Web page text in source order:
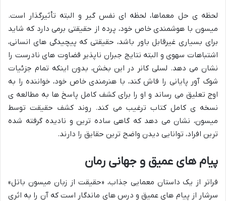
لحظه ی حل معماها، لحظه ای نفس گیر و البته تأثیرگذار است.
میسون با هوشمندی خاص خود، پرده از حقیقتی برمی دارد که شاید
برای بسیاری غیرقابل باور باشد، حقیقتی که پیچیدگی های انسانی،
اشتباهات سهوی و البته نتایج جبران ناپذیر قضاوت های نادرست را
نشان می دهد. لسلی کانر در این بخش، بدون اینکه تمام جزئیات
شوک آور پایانی را فاش کند، با هنرمندی خاص خود، خواننده را به
اوج تعلیق می رساند و او را برای کشف کامل پاسخ ها به مطالعه ی
نسخه ی کامل کتاب ترغیب می کند. روند کشف حقیقت توسط
میسون، نشان می دهد که گاهی ساده ترین و نادیده گرفته شده
ترین افراد، توانایی دیدن واضح ترین حقایق را دارند.
پیام های عمیق و جهانی رمان
فراتر از یک داستان معمایی جذاب، «حقیقت از زبان میسون باتل»
سرشار از پیام های عمیق و درس های ماندگار است که آن را به اثری